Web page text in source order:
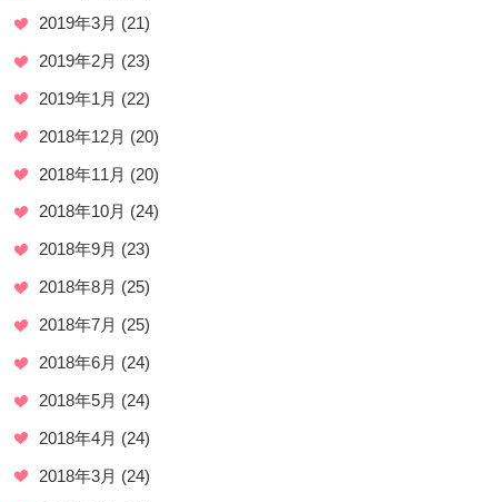
2019年3月 (21)
2019年2月 (23)
2019年1月 (22)
2018年12月 (20)
2018年11月 (20)
2018年10月 (24)
2018年9月 (23)
2018年8月 (25)
2018年7月 (25)
2018年6月 (24)
2018年5月 (24)
2018年4月 (24)
2018年3月 (24)